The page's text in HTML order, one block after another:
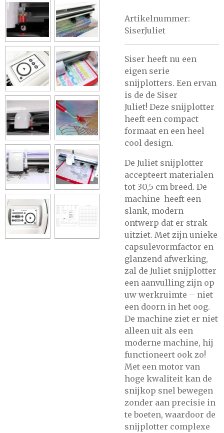
Artikelnummer:
SiserJuliet
Siser heeft nu een
eigen serie
snijplotters. Een ervan
is de de Siser
Juliet! Deze snijplotter
heeft een compact
formaat en een heel
cool design.
De Juliet snijplotter
accepteert materialen
tot 30,5 cm breed. De
machine heeft een
slank, modern
ontwerp dat er strak
uitziet. Met zijn unieke
capsulevormfactor en
glanzend afwerking,
zal de Juliet snijplotter
een aanvulling zijn op
uw werkruimte – niet
een doorn in het oog.
De machine ziet er niet
alleen uit als een
moderne machine, hij
functioneert ook zo!
Met een motor van
hoge kwaliteit kan de
snijkop snel bewegen
zonder aan precisie in
te boeten, waardoor de
snijplotter complexe